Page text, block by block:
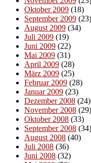
Oktober 2009 (18)
September 2009 (23)
August 2009 (34)
Juli 2009 (19)
Juni 2009 (22)
Mai 2009 (31)
April 2009 (28)
März 2009 (25)
Februar 2009 (28)
Januar 2009 (23)
Dezember 2008 (24)
November 2008 (29)
Oktober 2008 (33)
September 2008 (34)
August 2008 (40)
Juli 2008 (36)
Juni 2008 (32)